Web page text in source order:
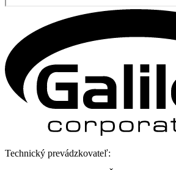
Technický prevádzkovateľ: